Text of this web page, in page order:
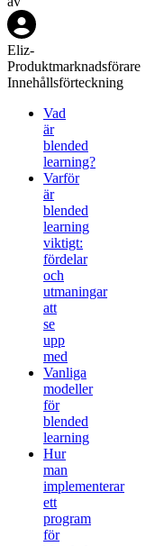
Eliz-
Produktmarknadsförare
Innehållsförteckning
Vad
är
blended
learning?
Varför
är
blended
learning
viktigt:
fördelar
och
utmaningar
att
se
upp
med
Vanliga
modeller
för
blended
learning
Hur
man
implementerar
ett
program
för